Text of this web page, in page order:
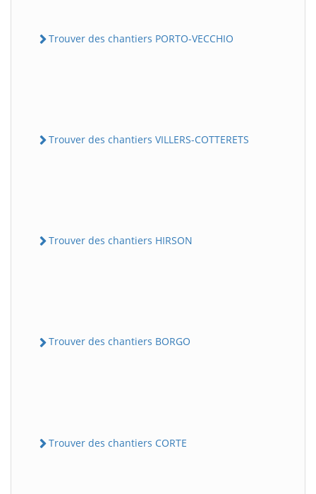
Trouver des chantiers PORTO-VECCHIO
Trouver des chantiers VILLERS-COTTERETS
Trouver des chantiers HIRSON
Trouver des chantiers BORGO
Trouver des chantiers CORTE